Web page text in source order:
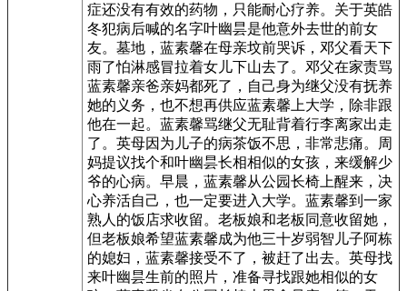
症还没有有效的药物，只能耐心疗养。关于英皓
冬犯病后喊的名字叶幽昙是他意外去世的前女
友。墓地，蓝素馨在母亲坟前哭诉，邓父看天下
雨了怕淋感冒拉着女儿下山去了。邓父在家责骂
蓝素馨亲爸亲妈都死了，自己身为继父没有抚养
她的义务，也不想再供应蓝素馨上大学，除非跟
他在一起。蓝素馨骂继父无耻背着行李离家出走
了。英母因为儿子的病茶饭不思，非常悲痛。周
妈提议找个和叶幽昙长相相似的女孩，来缓解少
爷的心病。早晨，蓝素馨从公园长椅上醒来，决
心养活自己，也一定要进入大学。蓝素馨到一家
熟人的饭店求收留。老板娘和老板同意收留她，
但老板娘希望蓝素馨成为他三十岁弱智儿子阿栋
的媳妇，蓝素馨接受不了，被赶了出去。英母找
来叶幽昙生前的照片，准备寻找跟她相似的女